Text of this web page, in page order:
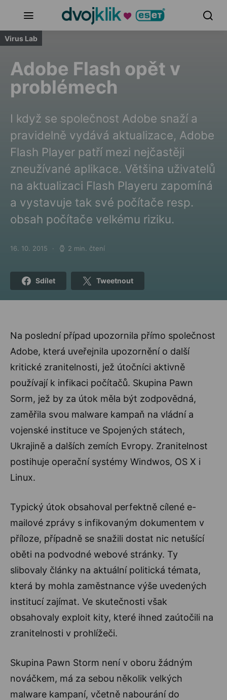
Virus Lab
Adobe Flash opět v
problémech
I když se společnost Adobe snaží a
pravidelně vydává aktualizace, Adobe
Flash Player patří mezi nejčastěji
zneužívané aplikace. Většina uživatelů
na aktualizaci Flash Playeru zapomíná
a vystavuje tak své počítače resp.
obsah počítače velkému riziku.
Posted on
16. 10. 2015 2 min. čtení
Sdílet Tweetnout
Na poslední případ upozornila přímo společnost
Adobe, která uveřejnila upozornění o další
kritické zranitelnosti, jež útočníci aktivně
používají k infikaci počítačů. Skupina Pawn
Sorm, jež by za útok měla být zodpovědná,
zaměřila svou malware kampaň na vládní a
vojenské instituce ve Spojených státech,
Ukrajině a dalších zemích Evropy. Zranitelnost
postihuje operační systémy Windwos, OS X i
Linux.
Typický útok obsahoval perfektně cílené e-
mailové zprávy s infikovaným dokumentem v
příloze, případně se snažili dostat nic netušící
oběti na podvodné webové stránky. Ty
slibovaly články na aktuální politická témata,
která by mohla zaměstnance výše uvedených
institucí zajímat. Ve skutečnosti však
obsahovaly exploit kity, které ihned zaútočili na
zranitelnosti v prohlížeči.
Skupina Pawn Storm není v oboru žádným
nováčkem, má za sebou několik velkých
malware kampaní, včetně nabourání do